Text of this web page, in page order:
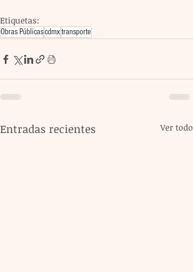
Etiquetas:
Obras Públicascdmxtransporte
Entradas recientes Ver todo